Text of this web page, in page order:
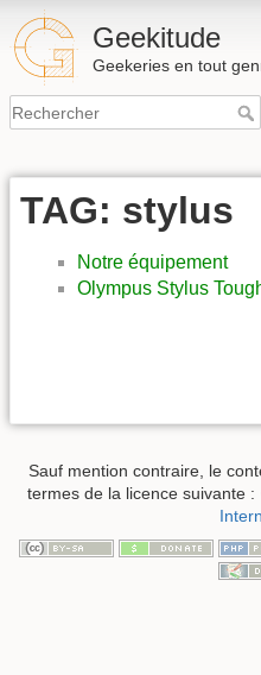
Geekitude
Geekeries en tout
TAG: stylus
Notre équipement
Olympus Stylus
Sauf mention contraire, le
termes de la licence suivante :